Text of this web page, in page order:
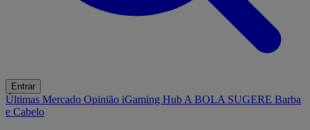
Entrar
Últimas Mercado Opinião iGaming Hub A BOLA SUGERE Barba
e Cabelo